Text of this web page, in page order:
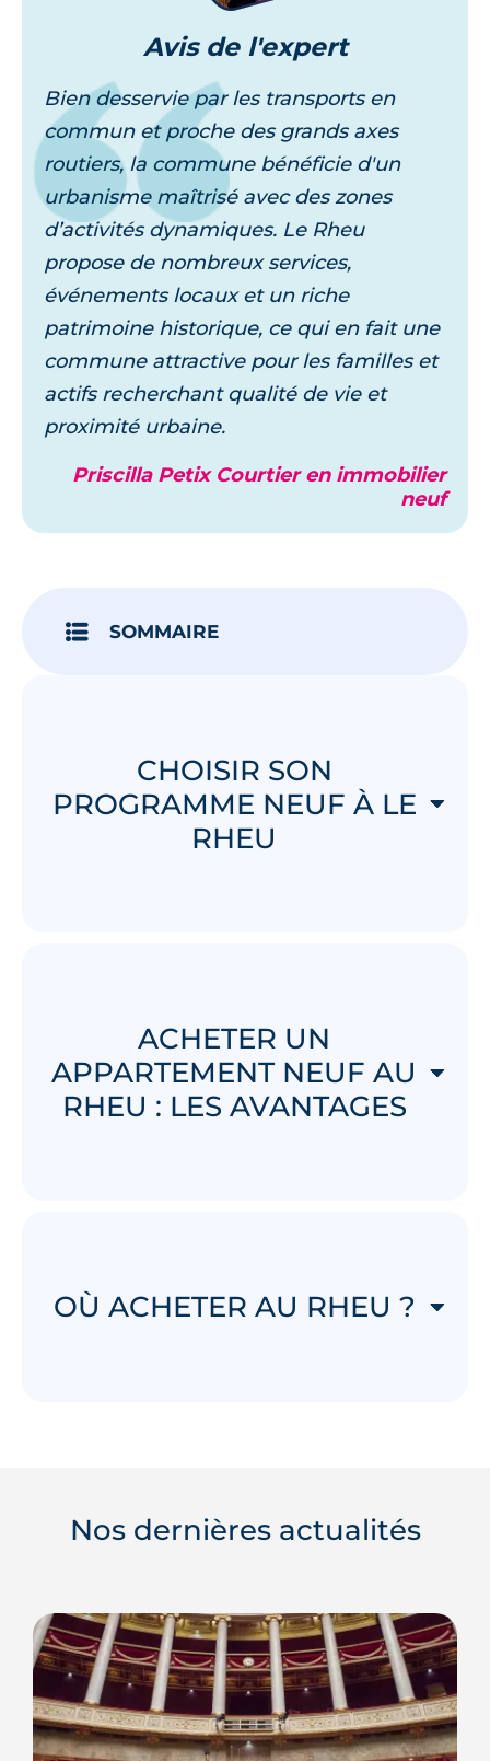
Avisde l'expert
Bien desservie par les transports en
commun et proche des grands axes
routiers, la commune bénéficie d'un
urbanisme maîtrisé avec des zones
d’activités dynamiques. Le Rheu
propose de nombreux services,
événements locaux et un riche
patrimoine historique, ce qui en fait une
commune attractive pour les familles et
actifs recherchant qualité de vie et
proximité urbaine.
Priscilla Petix Courtier en immobilier
neuf
SOMMAIRE
CHOISIR SON
PROGRAMME NEUF À LE
RHEU
ACHETER UN
APPARTEMENT NEUF AU
RHEU : LES AVANTAGES
OÙ ACHETER AU RHEU ?
Nos dernières actualités